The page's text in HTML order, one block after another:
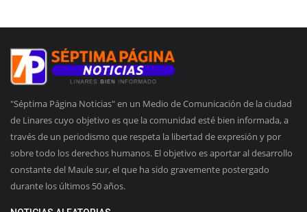
"Séptima Página Noticias" en un Medio de Comunicación de la ciudad
de Linares cuyo objetivo es que la comunidad esté bien informada, a
través de un periodismo que respeta la libertad de expresión y por
sobre todo los derechos humanos. El objetivo es aportar al desarrollo
constante del Maule sur, el que ha sido gravemente postergado
durante los últimos 50 años.